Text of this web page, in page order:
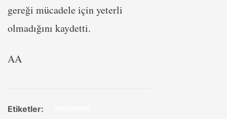
gereği mücadele için yeterli
olmadığını kaydetti.
AA
Etiketler: